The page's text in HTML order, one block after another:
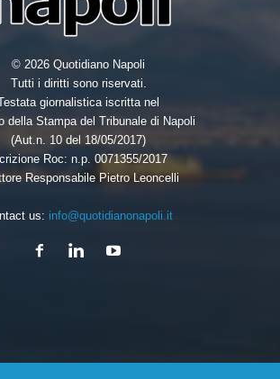
© 2026 Quotidiano Napoli
Tutti i diritti sono riservati.
giornalistica iscritta nel
della Stampa del Tribunale di Napoli
(Aut.n. 10 del 18/05/2017)
Roc: n.p. 0071355/2017
Responsabile Pietro Leoncelli
us: info@quotidianonapoli.it